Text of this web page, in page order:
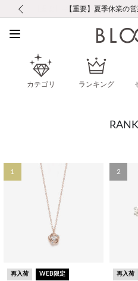
お修理・アフター
【重要】令和８年熊本地震
【重要】ギフトラッピング料金
【重要】夏季休業の
税込5,500円以上で送料無
新規会員登録で1000
新規LINE友だち登録で
会員限定！レビュー投稿
お修理・アフター
【重要】令和８年熊本地震
カテゴリ ランキング
1
再入荷 WEB限定
2
再入荷